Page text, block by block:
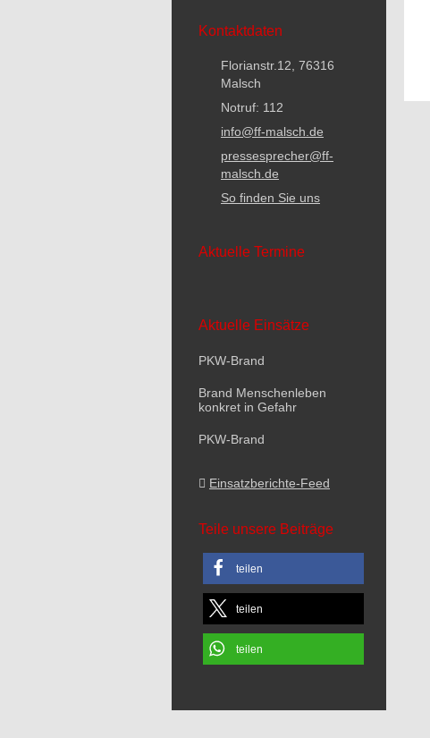
Kontaktdaten
Florianstr.12, 76316
Malsch
Notruf: 112
info@ff-malsch.de
pressesprecher@ff-
malsch.de
So finden Sie uns
Aktuelle Termine
Aktuelle Einsätze
PKW-Brand
Brand Menschenleben
konkret in Gefahr
PKW-Brand
Einsatzberichte-Feed
Teile unsere Beiträge
teilen
teilen
teilen